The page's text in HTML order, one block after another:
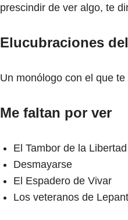
prescindir de ver algo, te
Elucubraciones
Un monólogo con el que
Me faltan por ver
El Tambor de la Libertad
Desmayarse
El Espadero de Vivar
Los veteranos de